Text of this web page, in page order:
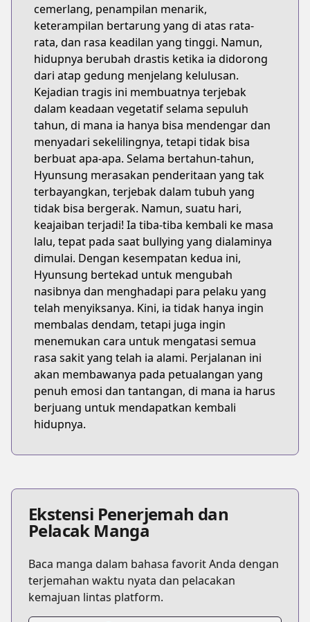
cemerlang, penampilan menarik,
keterampilan bertarung yang di atas rata-
rata, dan rasa keadilan yang tinggi. Namun,
hidupnya berubah drastis ketika ia didorong
dari atap gedung menjelang kelulusan.
Kejadian tragis ini membuatnya terjebak
dalam keadaan vegetatif selama sepuluh
tahun, di mana ia hanya bisa mendengar dan
menyadari sekelilingnya, tetapi tidak bisa
berbuat apa-apa. Selama bertahun-tahun,
Hyunsung merasakan penderitaan yang tak
terbayangkan, terjebak dalam tubuh yang
tidak bisa bergerak. Namun, suatu hari,
keajaiban terjadi! Ia tiba-tiba kembali ke masa
lalu, tepat pada saat bullying yang dialaminya
dimulai. Dengan kesempatan kedua ini,
Hyunsung bertekad untuk mengubah
nasibnya dan menghadapi para pelaku yang
telah menyiksanya. Kini, ia tidak hanya ingin
membalas dendam, tetapi juga ingin
menemukan cara untuk mengatasi semua
rasa sakit yang telah ia alami. Perjalanan ini
akan membawanya pada petualangan yang
penuh emosi dan tantangan, di mana ia harus
berjuang untuk mendapatkan kembali
hidupnya.
Ekstensi Penerjemah dan
Pelacak Manga
Baca manga dalam bahasa favorit Anda dengan
terjemahan waktu nyata dan pelacakan
kemajuan lintas platform.